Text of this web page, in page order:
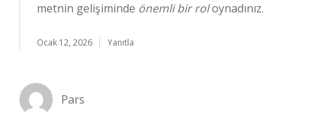
metnin gelişiminde önemli bir roloynadınız.
Ocak 12, 2026 Yanıtla
Pars